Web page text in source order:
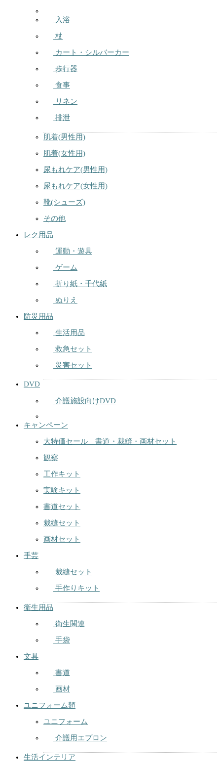
入浴
杖
カート・シルバーカー
歩行器
食事
リネン
排泄
肌着(男性用)
肌着(女性用)
尿もれケア(男性用)
尿もれケア(女性用)
靴(シューズ)
その他
レク用品
運動・遊具
ゲーム
折り紙・千代紙
ぬりえ
防災用品
生活用品
救急セット
災害セット
DVD
介護施設向けDVD
キャンペーン
大特価セール 書道・裁縫・画材セット
観察
工作キット
実験キット
書道セット
裁縫セット
画材セット
手芸
裁縫セット
手作りキット
衛生用品
衛生関連
手袋
文具
書道
画材
ユニフォーム類
ユニフォーム
介護用エプロン
生活インテリア